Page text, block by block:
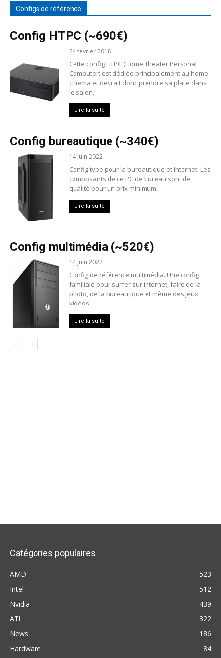
Configs de référence
Config HTPC (~690€)
24 février 2018
Cette config HTPC (Home Theater Personal
Computer) est dédiée principalement au home
cinema et devrait donc prendre sa place dans
le salon.
Lire la suite
Config bureautique (~340€)
14 juin 2022
Config type pour la bureautique et internet. Les
composants de ce PC de bureau sont de
qualité pour un prix minimum.
Lire la suite
Config multimédia (~520€)
14 juin 2022
Config de référence multimédia. Une config
familiale pour surfer sur internet, faire de la
photo, de la bureautique et même des jeux
vidéos.
Lire la suite
Catégories populaires
AMD
523
Intel
512
Nvidia
439
ATi
322
News
186
Hardware
84